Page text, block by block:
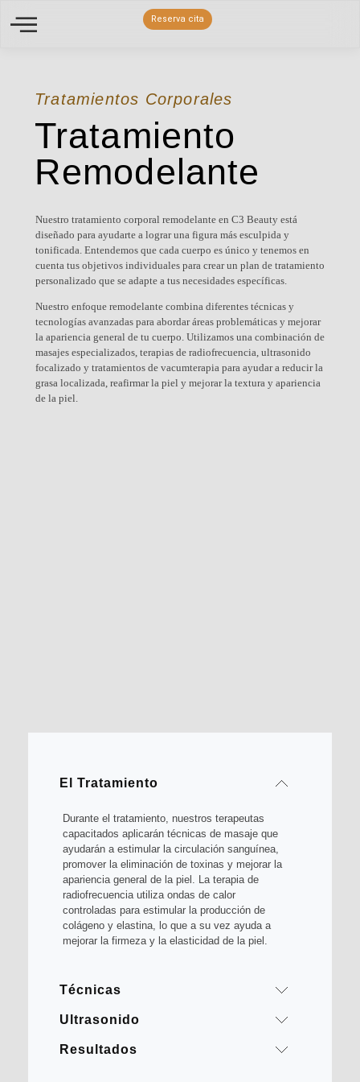
Reserva cita
Tratamientos Corporales
Tratamiento
Remodelante
Nuestro tratamiento corporal remodelante en C3 Beauty está
diseñado para ayudarte a lograr una figura más esculpida y
tonificada. Entendemos que cada cuerpo es único y tenemos en
cuenta tus objetivos individuales para crear un plan de tratamiento
personalizado que se adapte a tus necesidades específicas.
Nuestro enfoque remodelante combina diferentes técnicas y
tecnologías avanzadas para abordar áreas problemáticas y mejorar
la apariencia general de tu cuerpo. Utilizamos una combinación de
masajes especializados, terapias de radiofrecuencia, ultrasonido
focalizado y tratamientos de vacumterapia para ayudar a reducir la
grasa localizada, reafirmar la piel y mejorar la textura y apariencia
de la piel.
El Tratamiento
Durante el tratamiento, nuestros terapeutas
capacitados aplicarán técnicas de masaje que
ayudarán a estimular la circulación sanguínea,
promover la eliminación de toxinas y mejorar la
apariencia general de la piel. La terapia de
radiofrecuencia utiliza ondas de calor
controladas para estimular la producción de
colágeno y elastina, lo que a su vez ayuda a
mejorar la firmeza y la elasticidad de la piel.
Técnicas
Combinamos diferentes tecnologías en nuestro
técnicas manuales. Utilizamos equipos de BTL
Ultrasonido
El ultrasonido focalizado es otra técnica efectiva
Resultados